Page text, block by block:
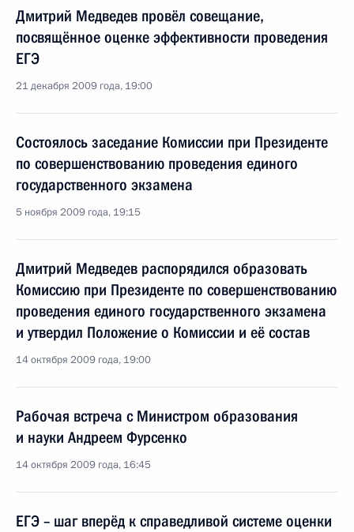
Дмитрий Медведев провёл совещание,
посвящённое оценке эффективности проведения
ЕГЭ
21 декабря 2009 года, 19:00
Состоялось заседание Комиссии при Президенте
по совершенствованию проведения единого
государственного экзамена
5 ноября 2009 года, 19:15
Дмитрий Медведев распорядился образовать
Комиссию при Президенте по совершенствованию
проведения единого государственного экзамена
и утвердил Положение о Комиссии и её состав
14 октября 2009 года, 19:00
Рабочая встреча с Министром образования
и науки Андреем Фурсенко
14 октября 2009 года, 16:45
ЕГЭ – шаг вперёд к справедливой системе оценки